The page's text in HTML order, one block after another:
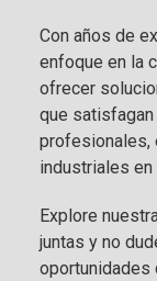
Con años de
enfoque en la
ofrecer
que
profesionales,
industriales en
Explore
juntas y no
oportunidades